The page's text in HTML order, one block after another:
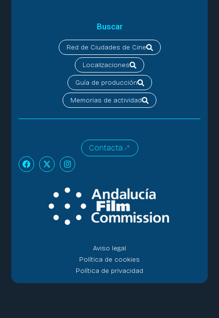
Buscar
Red de Ciudades de Cine
Localizaciones
Guía de producción
Memorias de actividad
Contacta
Aviso legal
Política de cookies
Política de privacidad